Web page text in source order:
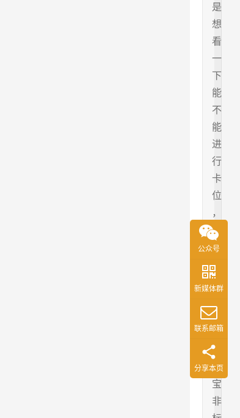
是
想
看
一
下
能
不
能
进
行
卡
位
，
今
天
我
们
来
看
看
淘
宝
非
公众号
新媒体群
联系邮箱
分享本页